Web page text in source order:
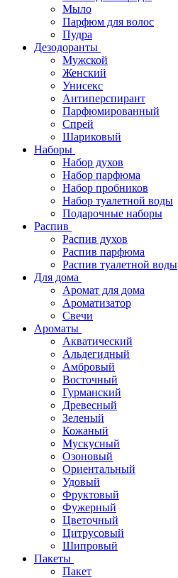
Мыло
Парфюм для волос
Пудра
Дезодоранты
Мужской
Женский
Унисекс
Антиперспирант
Парфюмированный
Спрей
Шариковый
Наборы
Набор духов
Набор парфюма
Набор пробников
Набор туалетной воды
Подарочные наборы
Распив
Распив духов
Распив парфюма
Распив туалетной воды
Для дома
Аромат для дома
Ароматизатор
Свечи
Ароматы
Акватический
Альдегидный
Амбровый
Восточный
Гурманский
Древесный
Зеленый
Кожаный
Мускусный
Озоновый
Ориентальный
Удовый
Фруктовый
Фужерный
Цветочный
Цитрусовый
Шипровый
Пакеты
Пакет